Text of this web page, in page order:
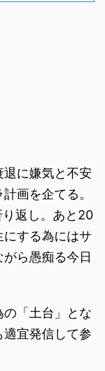
に嫌気と不安
画を企てる。
返し。あと20
する為にはサ
ら愚痴る今日
「土台」とな
宜発信して参